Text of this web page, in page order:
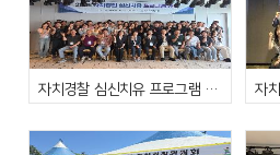
자치경찰 심신치유 프로그램 운영